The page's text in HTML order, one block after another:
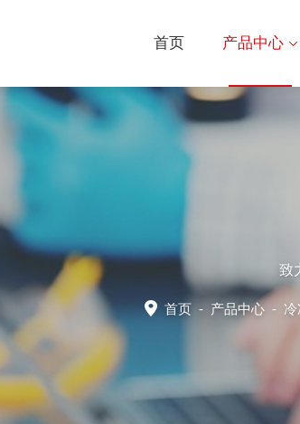
首页 产品中心
致
首页 - 产品中心 - 冷